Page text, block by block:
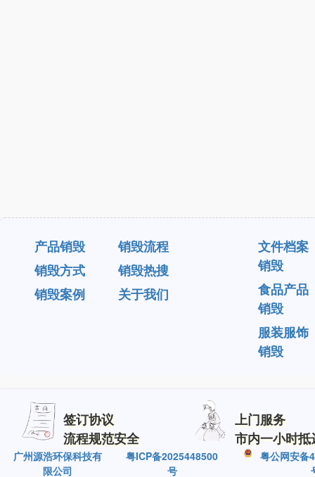
产品销毁
销毁流程
销毁方式
销毁热搜
销毁案例
关于我们
文件档案
销毁
食品产品
销毁
服装服饰
销毁
签订协议
流程规范安全
上门服务
市内一小时抵
广州源浩环保科技有
限公司
粤ICP备2025448500
号
粤公网安备